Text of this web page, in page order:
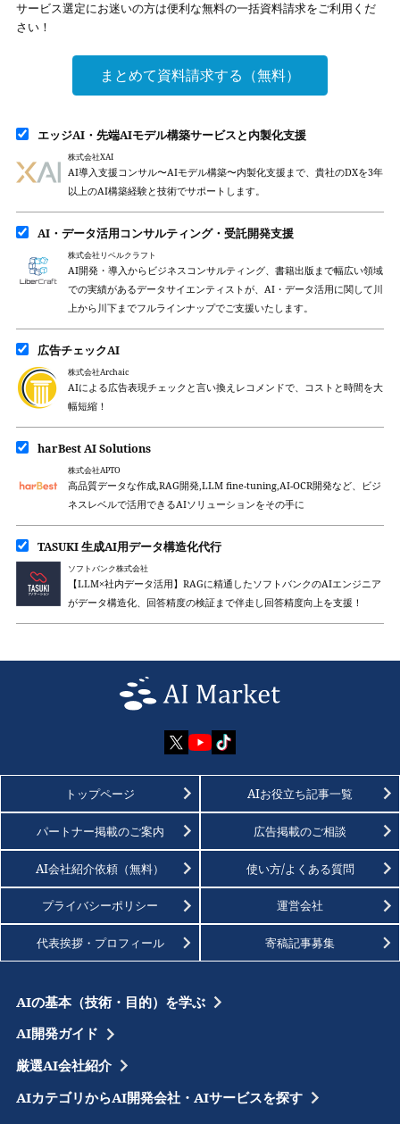
サービス選定にお迷いの方は便利な無料の一括資料請求をご利用くだ
さい！
まとめて資料請求する（無料）
エッジAI・先端AIモデル構築サービスと内製化支援
株式会社XAI
AI導入支援コンサル〜AIモデル構築〜内製化支援まで、貴社のDXを3年
以上のAI構築経験と技術でサポートします。
AI・データ活用コンサルティング・受託開発支援
株式会社リベルクラフト
AI開発・導入からビジネスコンサルティング、書籍出版まで幅広い領域
での実績があるデータサイエンティストが、AI・データ活用に関して川
上から川下までフルラインナップでご支援いたします。
広告チェックAI
株式会社Archaic
AIによる広告表現チェックと言い換えレコメンドで、コストと時間を大
幅短縮！
harBest AI Solutions
株式会社APTO
高品質データな作成,RAG開発,LLM fine-tuning,AI-OCR開発など、ビジ
ネスレベルで活用できるAIソリューションをその手に
TASUKI 生成AI用データ構造化代行
ソフトバンク株式会社
【LLM×社内データ活用】RAGに精通したソフトバンクのAIエンジニア
がデータ構造化、回答精度の検証まで伴走し回答精度向上を支援！
トップページ AIお役立ち記事一覧
パートナー掲載のご案内 広告掲載のご相談
AI会社紹介依頼（無料） 使い方/よくある質問
プライバシーポリシー 運営会社
代表挨拶・プロフィール 寄稿記事募集
AIの基本（技術・目的）を学ぶ
AI開発ガイド
厳選AI会社紹介
AIカテゴリからAI開発会社・AIサービスを探す